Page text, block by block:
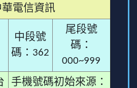
華電信資訊
中段號
碼：362
尾段號
碼：
000~999
手機號碼初始來源：